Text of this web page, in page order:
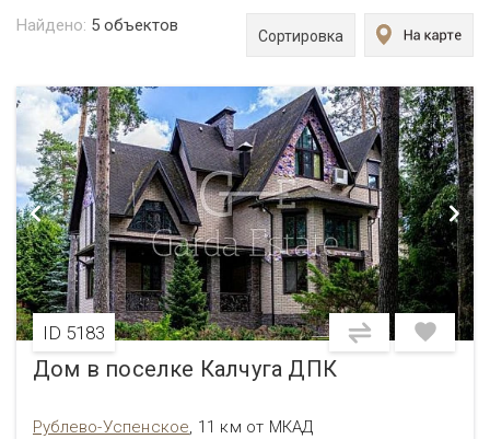
Найдено: 5 объектов
Сортировка
ID 5183
Дом в поселке Калчуга ДПК
Рублево-Успенское, 11 км от МКАД